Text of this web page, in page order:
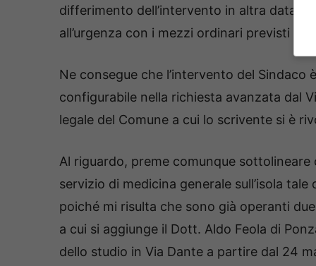
differimento dell’intervento in altra data
all’urgenza con i mezzi ordinari previsti
Ne consegue che l’intervento del
configurabile nella richiesta avanzata dal
legale del Comune a cui lo scrivente si è
Al riguardo, preme comunque
servizio di medicina generale sull’isola
poiché mi risulta che sono già operanti
a cui si aggiunge il Dott. Aldo Feola di
dello studio in Via Dante a partire dal 24